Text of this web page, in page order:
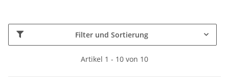
Filter und Sortierung
Artikel 1 - 10 von 10